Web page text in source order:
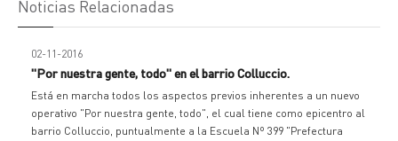
Noticias Relacionadas
02-11-2016
"Por nuestra gente, todo" en el barrio Colluccio.
Está en marcha todos los aspectos previos inherentes a un nuevo
operativo "Por nuestra gente, todo", el cual tiene como epicentro al
barrio Colluccio, puntualmente a la Escuela Nº 399 "Prefectura